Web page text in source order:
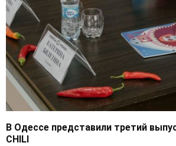
В Одессе представили третий
CHILI